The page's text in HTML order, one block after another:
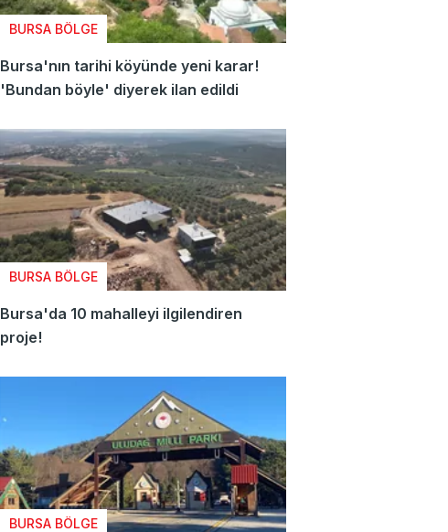
BURSA BÖLGE
Bursa'nın tarihi köyünde yeni karar!
'Bundan böyle' diyerek ilan edildi
BURSA BÖLGE
Bursa'da 10 mahalleyi ilgilendiren
proje!
BURSA BÖLGE